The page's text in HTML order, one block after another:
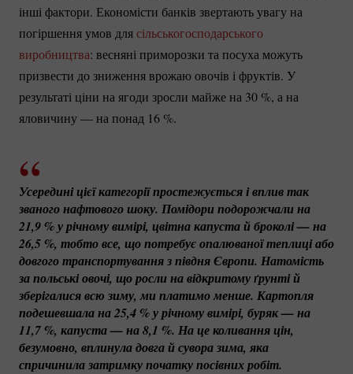
інші фактори. Економісти банків звертають увагу на
погіршення умов длясільськогосподарського
виробництва: весняні приморозки та посуха можуть
призвести до зниження врожаю овочів і фруктів. У
результаті ціни на ягоди зросли майже на 30 %, а на
яловичину — на понад 16 %.
Усередині цієї категорії простежується і вплив так
званого нафтового шоку. Помідори подорожчали на
21,9 % у річному вимірі, цвітна капуста й броколі — на
26,5 %, тобто все, що потребує опалюваної теплиці або
довгого транспортування з півдня Європи. Натомість
за польські овочі, що росли на відкритому ґрунті й
зберігалися всю зиму, ми платимо менше. Картопля
подешевшала на 25,4 % у річному вимірі, буряк — на
11,7 %, капуста — на 8,1 %. На це коливання цін,
безумовно, вплинула довга й сувора зима, яка
спричинила затримку початку посівних робіт.